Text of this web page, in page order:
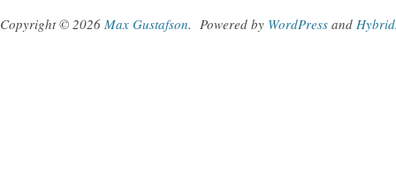
Copyright © 2026 Max Gustafson. Powered by WordPress and Hybrid